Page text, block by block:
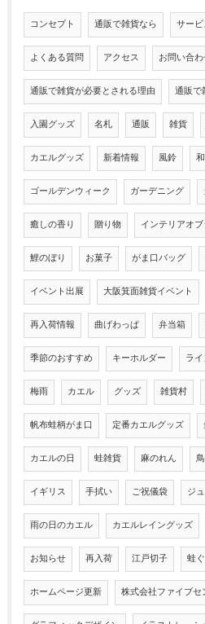
コンセプト 通販で雑貨なら サー
よくある質問 アクセス お問い合
通販で雑貨が必要とされる理由 通販で
入園グッズ 名札 通販 雑貨
カエルグッズ 新着情報 風鈴
ゴールデンウィーク ガーデニング
癒しの香り 贈り物 インテリアオ
鯉のぼり お菓子 がま口バッグ
イベント出展 大阪箕面雑貨イベント
再入荷情報 曲げわっぱ 弁当箱
季節のおすすめ キーホルダー ラ
梅雨 カエル グッズ 雑貨村
帆布蛙柄がま口 定番カエルグッズ
カエルの日 蛙雑貨 麻のれん
イギリス 手拭い ご祝儀袋 ジ
雨の日のカエル カエルレイングッズ
お知らせ 再入荷 江戸切子 蛙
ホームページ更新 株式会社ファイブ